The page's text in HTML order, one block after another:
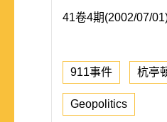
41卷4期(2002/07/
911事件 杭亭
Geopolitics